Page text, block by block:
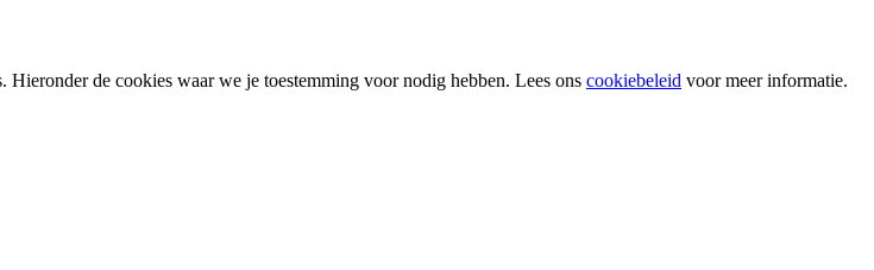
de cookies waar we je toestemming voor nodig hebben. Lees ons cookiebeleid voor meer informatie.